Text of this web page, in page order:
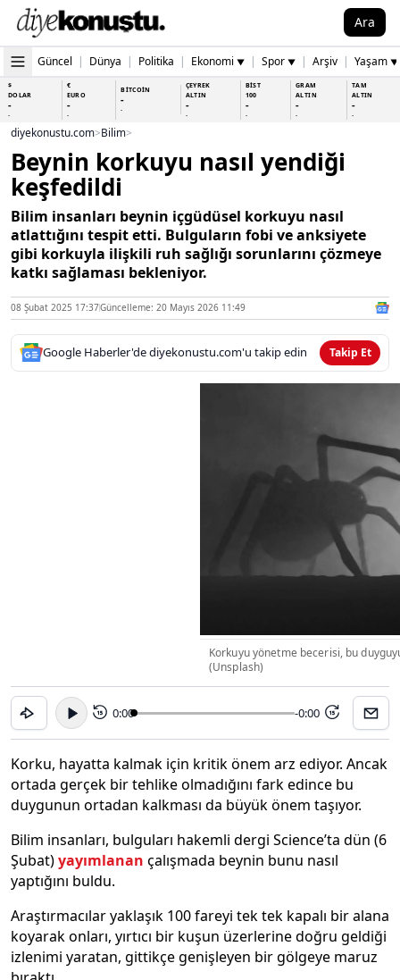
Ara
Güncel | Dünya | Politika | Ekonomi ▼ | Spor ▼ | Arşiv | Yaşam ▼
$
DOLAR
-
-
€
EURO
-
-
BİTCOİN
-
-
ÇEYREK
ALTIN
-
-
BİST
100
-
-
GRAM
ALTIN
-
-
TAM
ALTIN
-
-
diyekonustu.com>Bilim>
Beynin korkuyu nasıl yendiği
keşfedildi
Bilim insanları beynin içgüdüsel korkuyu nasıl
atlattığını tespit etti. Bulguların fobi ve anksiyete
gibi korkuyla ilişkili ruh sağlığı sorunlarını çözmeye
katkı sağlaması bekleniyor.
08 Şubat 2025 17:37Güncelleme: 20 Mayıs 2026 11:49
Google Haberler'de diyekonustu.com'u takip edin Takip Et
Korkuyu yönetme becerisi, bu
(Unsplash)
15 0:00 -0:00 15
Korku, hayatta kalmak için kritik önem arz ediyor. Ancak
ortada gerçek bir tehlike olmadığını fark edince bu
duygunun ortadan kalkması da büyük önem taşıyor.
Bilim insanları, bulguları hakemli dergi Science’ta dün (6
Şubat)yayımlanan çalışmada beynin bunu nasıl
yaptığını buldu.
Araştırmacılar yaklaşık 100 fareyi tek tek kapalı bir alana
koyarak onları, yırtıcı bir kuşun üzerlerine doğru geldiği
izlenimi yaratan, gittikçe genişleyen bir gölgeye maruz